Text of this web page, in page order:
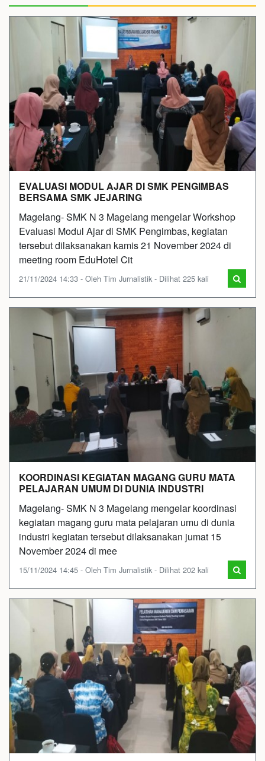
EVALUASI MODUL AJAR DI SMK PENGIMBAS
BERSAMA SMK JEJARING
Magelang- SMK N 3 Magelang mengelar Workshop
Evaluasi Modul Ajar di SMK Pengimbas, kegiatan
tersebut dilaksanakan kamis 21 November 2024 di
meeting room EduHotel Cit
21/11/2024 14:33 - Oleh Tim Jurnalistik - Dilihat 225 kali
KOORDINASI KEGIATAN MAGANG GURU MATA
PELAJARAN UMUM DI DUNIA INDUSTRI
Magelang- SMK N 3 Magelang mengelar koordinasi
kegiatan magang guru mata pelajaran umu di dunia
industri kegiatan tersebut dilaksanakan jumat 15
November 2024 di mee
15/11/2024 14:45 - Oleh Tim Jurnalistik - Dilihat 202 kali